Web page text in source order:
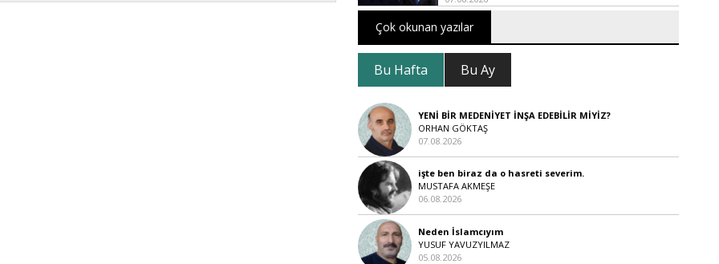
Çok okunan yazılar
Bu Hafta Bu Ay
YENİ BİR MEDENİYET İNŞA EDEBİLİR MİYİZ?
ORHAN GÖKTAŞ
07.08.2026
işte ben biraz da o hasreti severim.
MUSTAFA AKMEŞE
06.08.2026
Neden İslamcıyım
YUSUF YAVUZYILMAZ
05.08.2026